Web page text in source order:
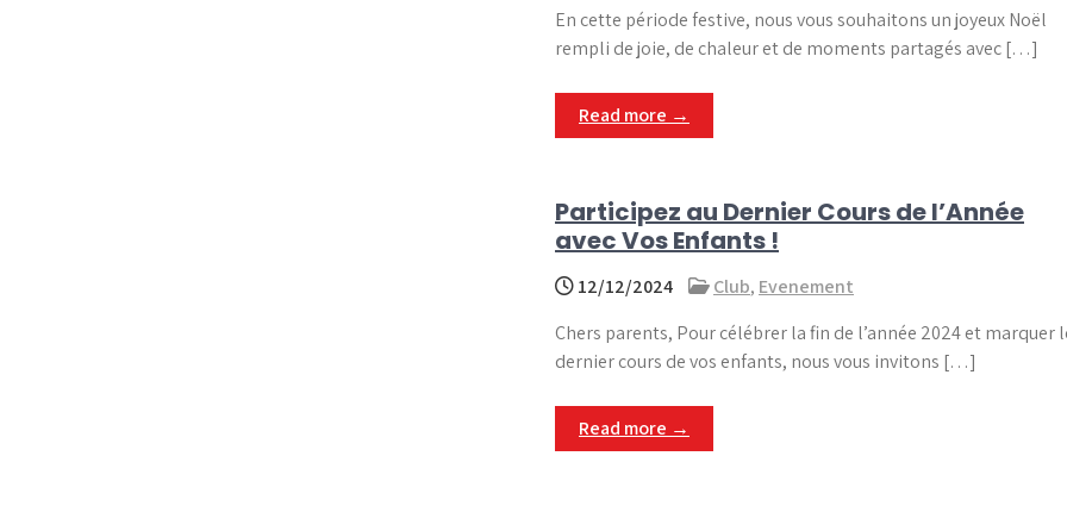
En cette période festive, nous vous souhaitons un joyeux Noël
rempli de joie, de chaleur et de moments partagés avec […]
Read more →
Participez au Dernier Cours de l’Année
avec Vos Enfants !
12/12/2024 Club, Evenement
Chers parents, Pour célébrer la fin de l’année 2024 et marquer
dernier cours de vos enfants, nous vous invitons […]
Read more →